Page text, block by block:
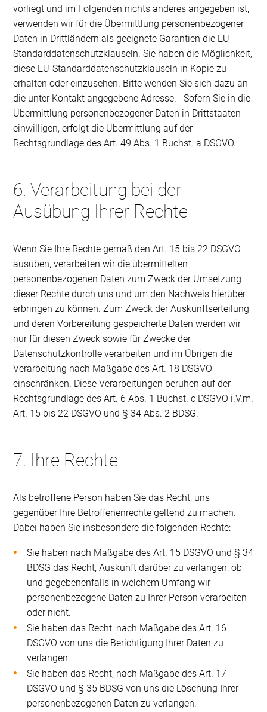
vorliegt und im Folgenden nichts anderes angegeben ist,
verwenden wir für die Übermittlung personenbezogener
Daten in Drittländern als geeignete Garantien die EU-
Standarddatenschutzklauseln. Sie haben die Möglichkeit,
diese EU-Standarddatenschutzklauseln in Kopie zu
erhalten oder einzusehen. Bitte wenden Sie sich dazu an
die unter Kontakt angegebene Adresse. Sofern Sie in die
Übermittlung personenbezogener Daten in Drittstaaten
einwilligen, erfolgt die Übermittlung auf der
Rechtsgrundlage des Art. 49 Abs. 1 Buchst. a DSGVO.
6. Verarbeitung bei der
Ausübung Ihrer Rechte
Wenn Sie Ihre Rechte gemäß den Art. 15 bis 22 DSGVO
ausüben, verarbeiten wir die übermittelten
personenbezogenen Daten zum Zweck der Umsetzung
dieser Rechte durch uns und um den Nachweis hierüber
erbringen zu können. Zum Zweck der Auskunftserteilung
und deren Vorbereitung gespeicherte Daten werden wir
nur für diesen Zweck sowie für Zwecke der
Datenschutzkontrolle verarbeiten und im Übrigen die
Verarbeitung nach Maßgabe des Art. 18 DSGVO
einschränken. Diese Verarbeitungen beruhen auf der
Rechtsgrundlage des Art. 6 Abs. 1 Buchst. c DSGVO i.V.m.
Art. 15 bis 22 DSGVO und § 34 Abs. 2 BDSG.
7. Ihre Rechte
Als betroffene Person haben Sie das Recht, uns
gegenüber Ihre Betroffenenrechte geltend zu machen.
Dabei haben Sie insbesondere die folgenden Rechte:
Sie haben nach Maßgabe des Art. 15 DSGVO und § 34
BDSG das Recht, Auskunft darüber zu verlangen, ob
und gegebenenfalls in welchem Umfang wir
personenbezogene Daten zu Ihrer Person verarbeiten
oder nicht.
Sie haben das Recht, nach Maßgabe des Art. 16
DSGVO von uns die Berichtigung Ihrer Daten zu
verlangen.
Sie haben das Recht, nach Maßgabe des Art. 17
DSGVO und § 35 BDSG von uns die Löschung Ihrer
personenbezogenen Daten zu verlangen.